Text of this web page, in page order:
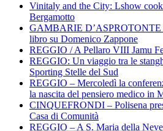
Vinitaly and the City: Lshow
Bergamotto
GAMBARIE D’ASPROTONTE
libro su Domenico Zappone
REGGIO / A Pellaro VIII Jamu
REGGIO: Un viaggio tra le
Sporting Stelle del Sud
REGGIO – Mercoledì la
la nascita del pensiero medico in
CINQUEFRONDI – Polisena
Casa di Comunità
REGGIO – A S. Maria della